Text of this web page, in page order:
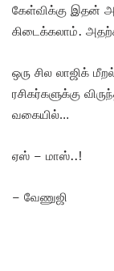
கேள்விக்கு இதன்
கிடைக்கலாம்.
ஒரு சில லாஜிக்
ரசிகர்களுக்கு
வகையில்…
ஏஸ் – மாஸ்..!
– வேணுஜி